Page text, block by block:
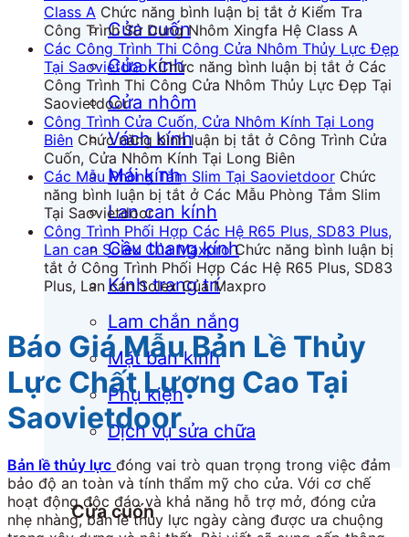
Cửa cuốn
Cửa kính
Cửa nhôm
Vách kính
Mái kính
Lan can kính
Cầu thang kính
Kính trang trí
Lam chắn nắng
Mặt bàn kính
Phụ kiện
Dịch vụ sửa chữa
Cửa cuốn
Class A Chức năng bình luận bị tắt ở Kiểm Tra
Công Trình Sử Dụng Nhôm Xingfa Hệ Class A
Các Công Trình Thi Công Cửa Nhôm Thủy Lực Đẹp
Tại Saovietdoor Chức năng bình luận bị tắt ở Các
Công Trình Thi Công Cửa Nhôm Thủy Lực Đẹp Tại
Saovietdoor
Công Trình Cửa Cuốn, Cửa Nhôm Kính Tại Long
Biên Chức năng bình luận bị tắt ở Công Trình Cửa
Cuốn, Cửa Nhôm Kính Tại Long Biên
Các Mẫu Phòng Tắm Slim Tại Saovietdoor Chức
năng bình luận bị tắt ở Các Mẫu Phòng Tắm Slim
Tại Saovietdoor
Công Trình Phối Hợp Các Hệ R65 Plus, SD83 Plus,
Lan can Solex Của Maxpro Chức năng bình luận bị
tắt ở Công Trình Phối Hợp Các Hệ R65 Plus, SD83
Plus, Lan can Solex Của Maxpro
Báo Giá Mẫu Bản Lề Thủy
Lực Chất Lượng Cao Tại
Saovietdoor
Bản lề thủy lực đóng vai trò quan trọng trong việc đảm
bảo độ an toàn và tính thẩm mỹ cho cửa. Với cơ chế
hoạt động độc đáo và khả năng hỗ trợ mở, đóng cửa
nhẹ nhàng, bản lề thủy lực ngày càng được ưa chuộng